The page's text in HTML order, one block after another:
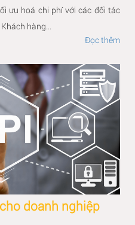
ưu hoá chi phí với các đối tác
hàng...
Đọc thêm
doanh nghiệp